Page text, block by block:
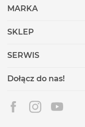
MARKA
SKLEP
SERWIS
Dołącz do nas!